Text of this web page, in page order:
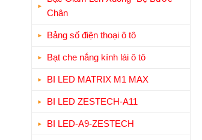
Chân
Bảng số điện thoại ô tô
Bạt che nắng kính lái ô tô
BI LED MATRIX M1 MAX
BI LED ZESTECH-A11
BI LED-A9-ZESTECH